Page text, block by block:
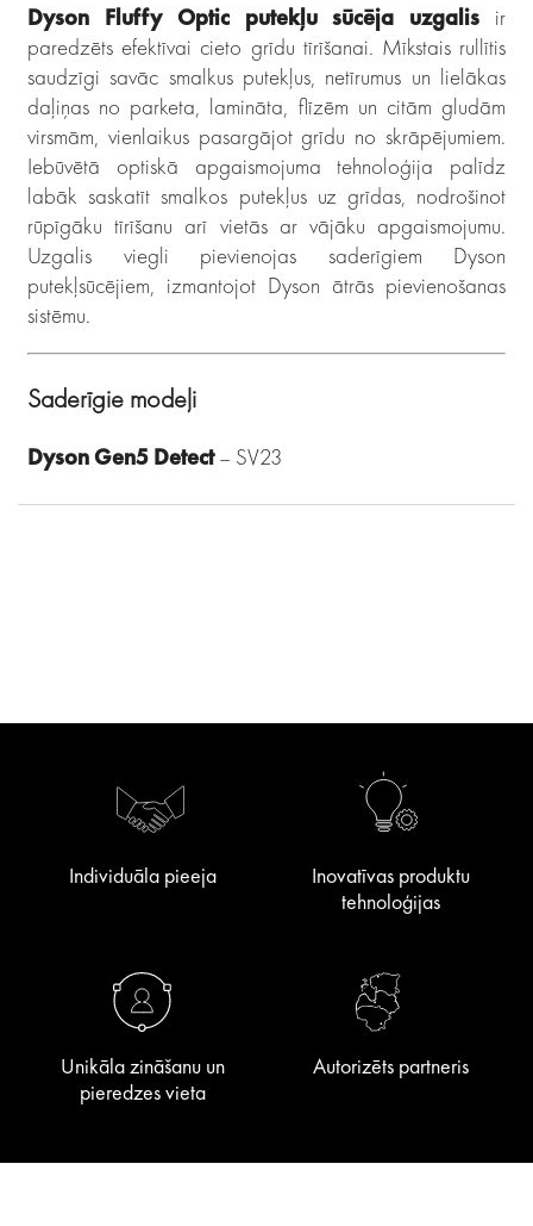
Dyson Fluffy Optic putekļu sūcēja uzgalis ir
paredzēts efektīvai cieto grīdu tīrīšanai. Mīkstais rullītis
saudzīgi savāc smalkus putekļus, netīrumus un lielākas
daļiņas no parketa, lamināta, flīzēm un citām gludām
virsmām, vienlaikus pasargājot grīdu no skrāpējumiem.
Iebūvētā optiskā apgaismojuma tehnoloģija palīdz
labāk saskatīt smalkos putekļus uz grīdas, nodrošinot
rūpīgāku tīrīšanu arī vietās ar vājāku apgaismojumu.
Uzgalis viegli pievienojas saderīgiem Dyson
putekļsūcējiem, izmantojot Dyson ātrās pievienošanas
sistēmu.
Saderīgie modeļi
Dyson Gen5 Detect– SV23
Individuāla pieeja
Inovatīvas produktu
tehnoloģijas
Unikāla zināšanu un
pieredzes vieta
Autorizēts partneris